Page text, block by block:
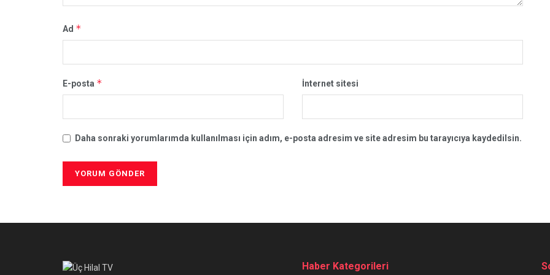
Ad *
E-posta * İnternet sitesi
Daha sonraki yorumlarımda kullanılması için adım, e-posta adresim ve site adresim bu tarayıcıya kaydedilsin.
Haber Kategorileri